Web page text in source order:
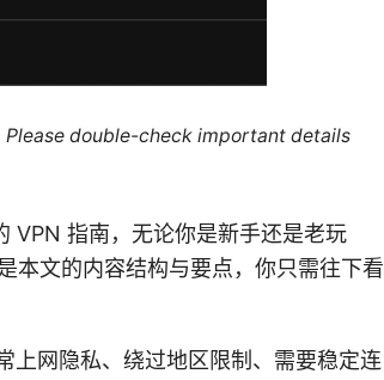
double-check important details
VPN 指南，无论你是新手还是老玩
本文的内容结构与要点，你只需往下看
上网隐私、绕过地区限制、需要稳定连